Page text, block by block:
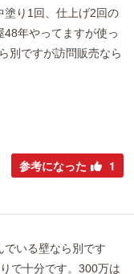
塗り1回、仕上げ2回の
年やってますが使っ
別ですが訪問販売なら
参考になった 1
でいる壁なら別です
で十分です。300万は